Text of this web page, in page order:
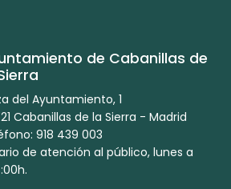
de Cabanillas de
del Ayuntamiento, 1
Cabanillas de la Sierra - Madrid
918 439 003
de atención al público, lunes a